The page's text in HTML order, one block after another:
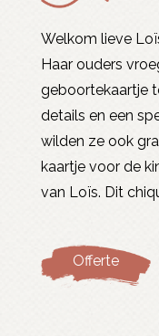
Welkom lieve
Haar ouders
geboortekaartje
details en een
wilden ze ook
kaartje voor de
van Loïs. Dit
Offerte